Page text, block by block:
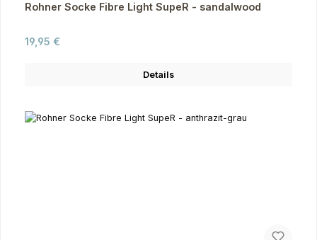
Rohner Socke Fibre Light SupeR - sandalwood
Regulärer Preis:
19,95 €
Details